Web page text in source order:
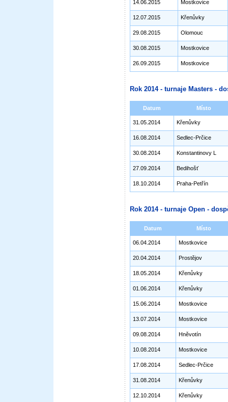
14.06.2015 Mostkovice
12.07.2015 Křenůvky
29.08.2015 Olomouc
30.08.2015 Mostkovice
26.09.2015 Mostkovice
Rok 2014 - turnaje Masters -
Datum Místo
31.05.2014 Křenůvky
16.08.2014 Sedlec-Prčice
30.08.2014 Konstantinovy L
27.09.2014 Bedihošť
18.10.2014 Praha-Petřín
Rok 2014 - turnaje Open -
Datum Místo
06.04.2014 Mostkovice
20.04.2014 Prostějov
18.05.2014 Křenůvky
01.06.2014 Křenůvky
15.06.2014 Mostkovice
13.07.2014 Mostkovice
09.08.2014 Hněvotín
10.08.2014 Mostkovice
17.08.2014 Sedlec-Prčice
31.08.2014 Křenůvky
12.10.2014 Křenůvky